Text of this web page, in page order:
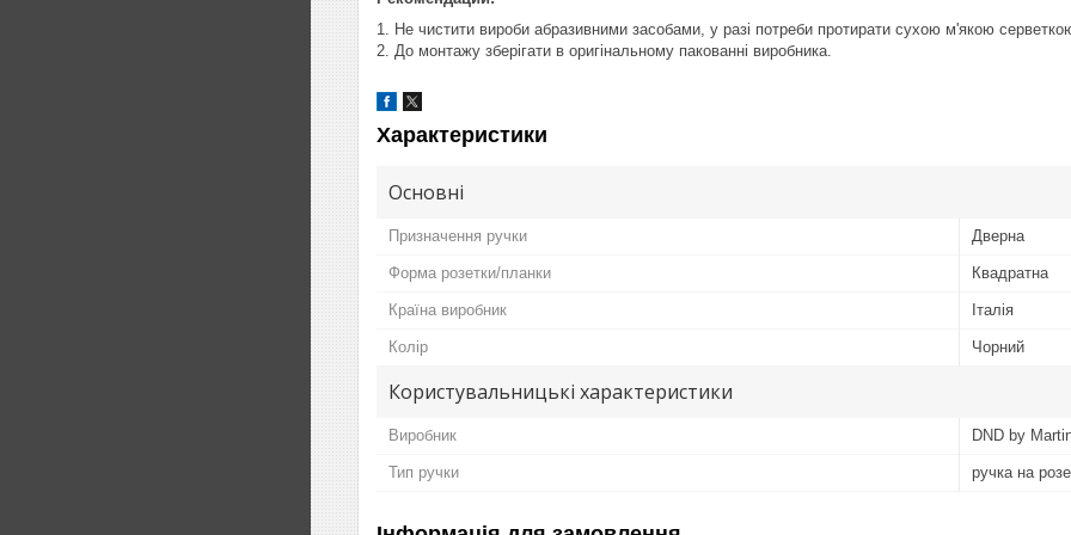
1. Не чистити вироби абразивними засобами, у разі потреби протирати сухою м'якою
2. До монтажу зберігати в оригінальному пакованні виробника.
Характеристики
Основні
Призначення ручки Дверна
Форма розетки/планки Квадратна
Країна виробник Італія
Колір Чорний
Користувальницькі характеристики
Виробник DND by
Тип ручки ручка на